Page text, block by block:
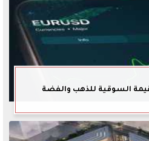
السوقية للذهب والفضة